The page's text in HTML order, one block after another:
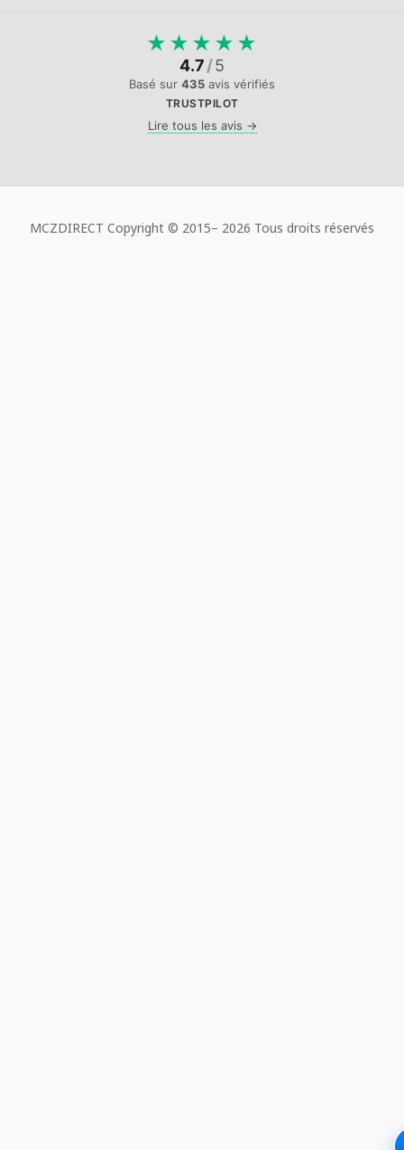
★ ★ ★ ★ ★
4.7/5
Basé sur 435 avis vérifiés
TRUSTPILOT
Lire tous les avis →
MCZDIRECT Copyright © 2015– 2026 Tous droits réservés